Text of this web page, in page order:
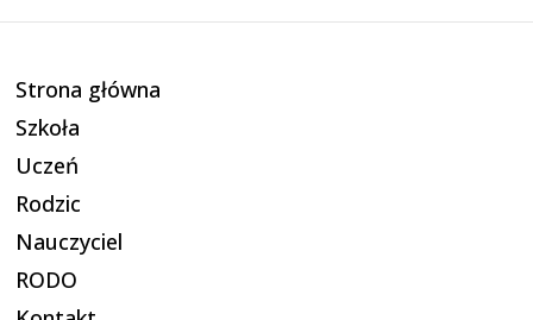
Strona główna
Szkoła
Uczeń
Rodzic
Nauczyciel
RODO